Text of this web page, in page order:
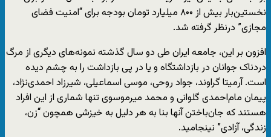
نخستین‌بار بیش از ۸۰۰ میلیارد تومان بودجه برای “امنیت فضای
مجازی” درنظر گرفته شد.
افزون بر این، جامعه ایران طی دو سال گذشته نمونه‌های دیگری از مرگ
دردناک جوانان در بازداشتگاه و یا در پی بازداشت را به چشم دیده
است. آرمیتا گراوند، جواد روحی، موسی اسماعیلی، شیرزاد احمدی‌نژاد،
پیمان مام‌احمدی گلوانی و محمد میرموسوی تنها شماری از این افراد
هستند که جان‌باختن آنها بنا به هر دلیل به خیزشی همچون “زن،
زندگی، آزادی” نینجامید.